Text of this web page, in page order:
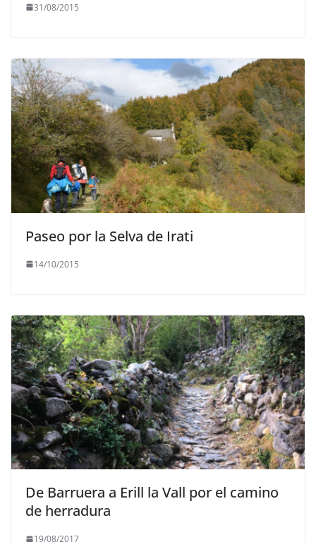
31/08/2015
Paseo por la Selva de Irati
14/10/2015
De Barruera a Erill la Vall por el camino
de herradura
19/08/2017